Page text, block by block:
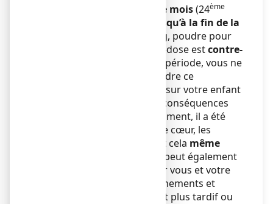
A partir du début du 6ème mois(24ème
jusqu’à la fin de la
, ASPEGIC 500 mg, poudre pour
solution buvable en sachet-dose estcontre-
Au cours de cette période, vous ne
prendre ce
médicament, car ses effets sur votre enfant
à naître peuvent avoir des conséquences
graves voire fatales. Notamment, il a été
observé une toxicité pour le cœur, les
poumons et/ou les reins, et cela même
. Cela peut également
avoir des répercussions sur vous et votre
bébé en favorisant les saignements et
entraîner un accouchement plus tardif ou